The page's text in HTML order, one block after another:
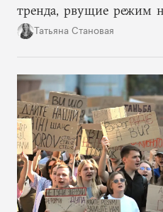
тренда, рвущие режим
путинская логика войны,
возможностей, на
решений и адекватное
Татьяна Становая